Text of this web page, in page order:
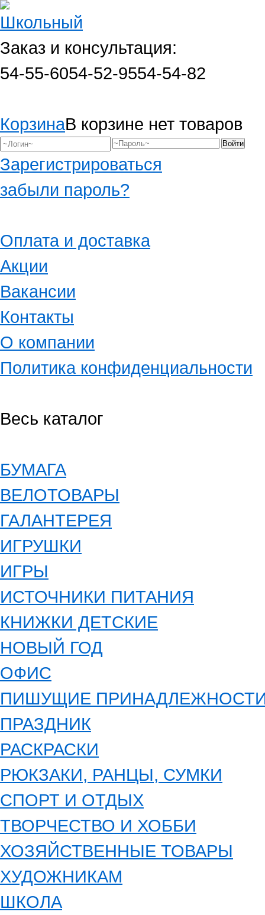
Заказ и консультация:
54-55-6054-52-9554-54-82
КорзинаВ корзине нет товаров
Зарегистрироваться
забыли пароль?
Оплата и доставка
Акции
Вакансии
Контакты
О компании
Политика конфиденциальности
Весь каталог
БУМАГА
ВЕЛОТОВАРЫ
ГАЛАНТЕРЕЯ
ИГРУШКИ
ИГРЫ
ИСТОЧНИКИ ПИТАНИЯ
КНИЖКИ ДЕТСКИЕ
НОВЫЙ ГОД
ОФИС
ПИШУЩИЕ
ПРАЗДНИК
РАСКРАСКИ
РЮКЗАКИ, РАНЦЫ, СУМКИ
СПОРТ И ОТДЫХ
ТВОРЧЕСТВО И ХОББИ
ХОЗЯЙСТВЕННЫЕ ТОВАРЫ
ХУДОЖНИКАМ
ШКОЛА